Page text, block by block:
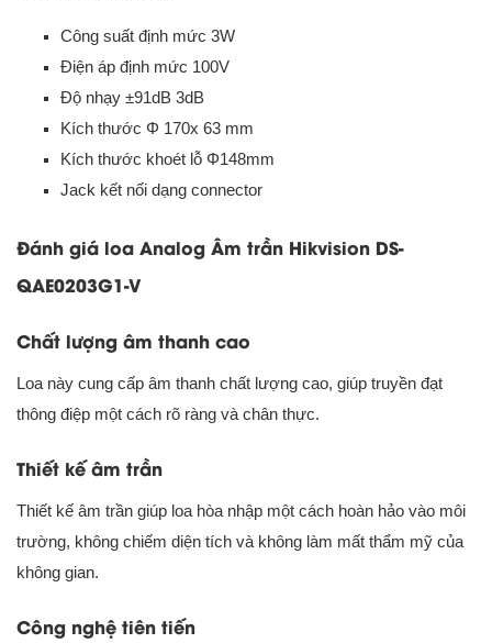
Công suất định mức 3W
Điện áp định mức 100V
Độ nhạy ±91dB 3dB
Kích thước Φ 170x 63 mm
Kích thước khoét lỗ Φ148mm
Jack kết nối dạng connector
Đánh giá loa Analog Âm trần Hikvision DS-
QAE0203G1-V
Chất lượng âm thanh cao
Loa này cung cấp âm thanh chất lượng cao, giúp truyền đạt
thông điệp một cách rõ ràng và chân thực.
Thiết kế âm trần
Thiết kế âm trần giúp loa hòa nhập một cách hoàn hảo vào môi
trường, không chiếm diện tích và không làm mất thẩm mỹ của
không gian.
Công nghệ tiên tiến